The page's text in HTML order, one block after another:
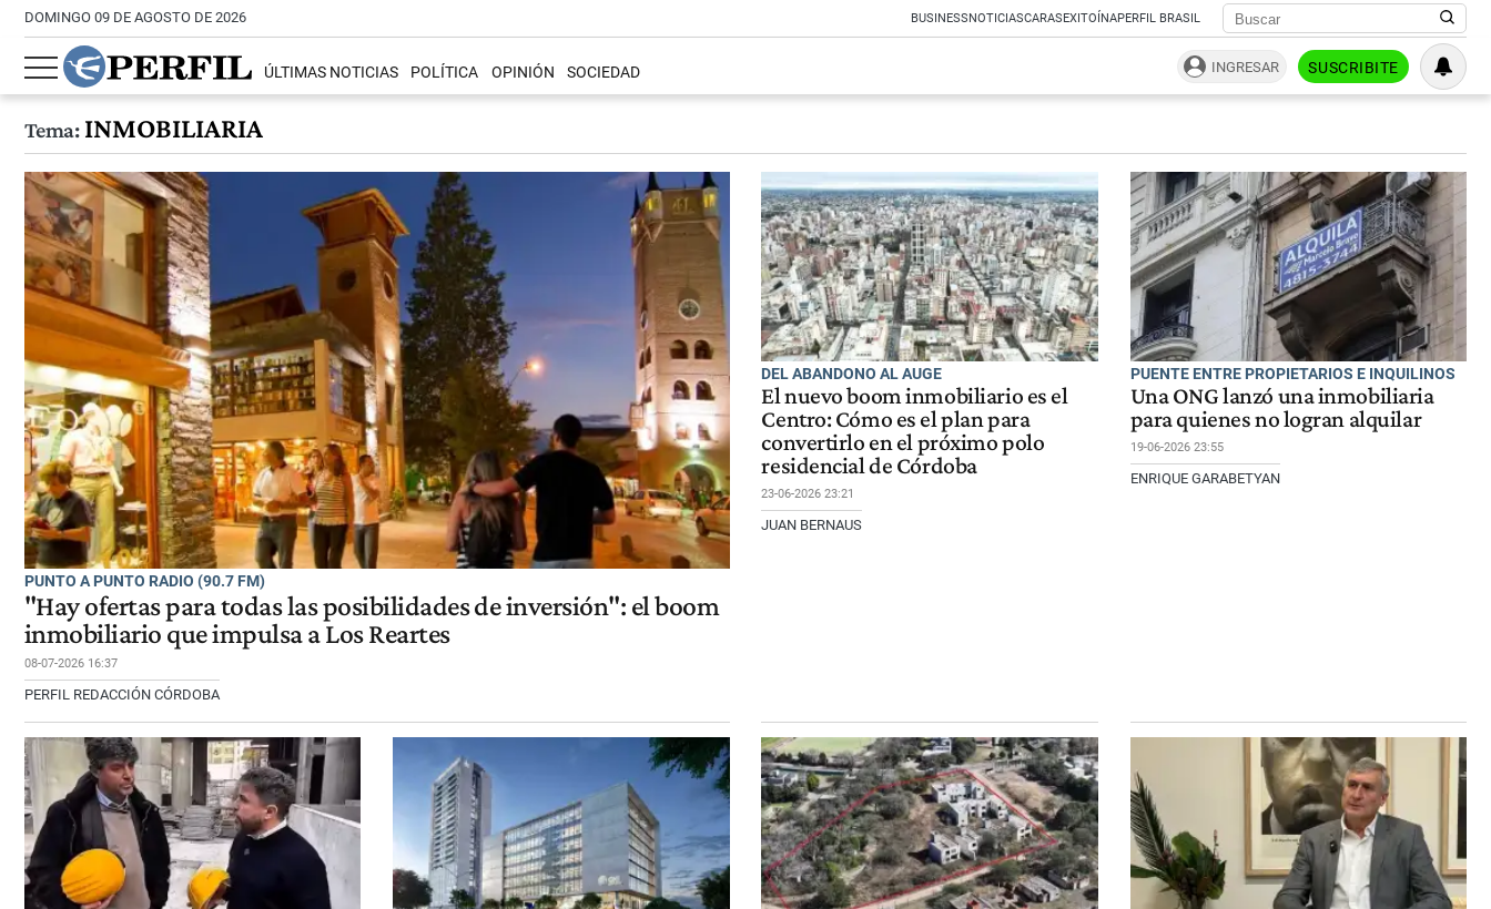
DOMINGO 09 DE AGOSTO DE 2026 BUSINESSNOTICIASCARASEXITOÍNAPERFIL BRASIL
ÚLTIMAS NOTICIAS POLÍTICA OPINIÓN SOCIEDAD INGRESAR SUSCRIBITE
Tema:INMOBILIARIA
PUNTO A PUNTO RADIO (90.7 FM)
"Hay ofertas para todas las posibilidades de inversión": el boom
inmobiliario que impulsa a Los Reartes
08-07-2026 16:37
PERFIL REDACCIÓN CÓRDOBA
DEL ABANDONO AL AUGE
El nuevo boom inmobiliario es el
Centro: Cómo es el plan para
convertirlo en el próximo polo
residencial de Córdoba
23-06-2026 23:21
JUAN BERNAUS
PUENTE ENTRE PROPIETARIOS E INQUILINOS
Una ONG lanzó una inmobiliaria
para quienes no logran alquilar
19-06-2026 23:55
ENRIQUE GARABETYAN